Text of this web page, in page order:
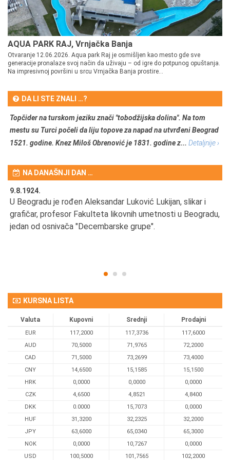
AQUA PARK RAJ, Vrnjačka Banja
Otvaranje 12.06.2026. Aqua park Raj je osmišljen kao mesto gde sve
generacije pronalaze svoj način da uživaju – od igre do potpunog opuštanja.
Na impresivnoj površini u srcu Vrnjačka Banja prostire...
DA LI STE ZNALI …?
Topčider na turskom jeziku znači "tobodžijska dolina". Na tom
mestu su Turci počeli da liju topove za napad na utvrđeni Beograd
1521. godine. Knez Miloš Obrenović je 1831. godine z... Detaljnije ›
NA DANAŠNJI DAN …
9.8.1924.
U Beogradu je rođen Aleksandar Luković Lukijan, slikar i
grafičar, profesor Fakulteta likovnih umetnosti u Beogradu,
jedan od osnivača "Decembarske grupe".
KURSNA LISTA
Valuta Kupovni Srednji Prodajni
EUR 117,2000 117,3736
117,6000
AUD
70,5000 71,9765
72,2000
CAD
71,5000 73,2699
73,4000
CNY
14,6500 15,1585
15,1500
HRK
0,0000 0,0000
0,0000
CZK
4,6500 4,8521
4,8400
DKK
0.0000 15,7073
0,0000
HUF
31,3200 32,2325
32,2000
JPY
63,6000 65,0340
65,3000
NOK
0,0000 10,7267
0,0000
USD
100,5000 101,7565 102,2000